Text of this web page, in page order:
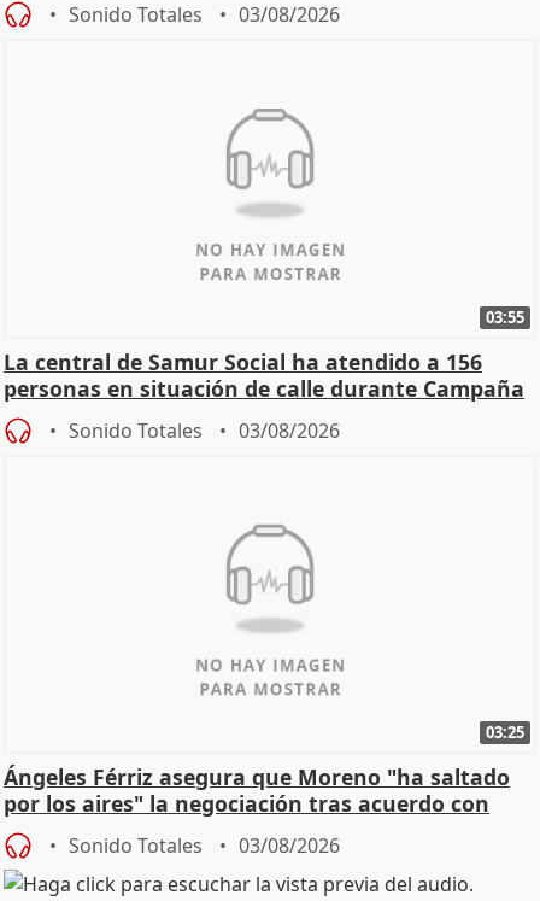
Sonido Totales 03/08/2026
03:55
La central de Samur Social ha atendido a 156
personas en situación de calle durante Campaña
de Calor
Sonido Totales 03/08/2026
03:25
Ángeles Férriz asegura que Moreno "ha saltado
por los aires" la negociación tras acuerdo con
SMA
Sonido Totales 03/08/2026